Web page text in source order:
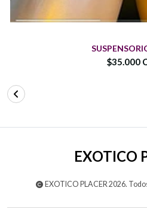
$35.000
EXOTICO
EXOTICO PLACER 2026.